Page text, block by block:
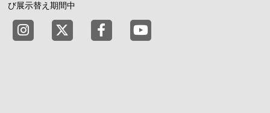
び展示替え期間中
東京都渋谷公園通りギャラリー X
東京都渋谷公園通りギャラリー
東京都渋谷公園通りギャ